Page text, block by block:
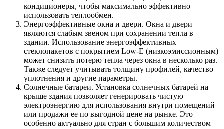
кондиционеры, чтобы максимально эффективно
использовать теплообмен.
Энергоэффективные окна и двери. Окна и двери
являются слабым звеном при сохранении тепла в
здании. Использование энергоэффективных
стеклопакетов с покрытием Low-E (низкоэмиссионным)
может снизить потерю тепла через окна в несколько раз.
Также следует учитывать толщину профилей, качество
уплотнения и другие параметры.
Солнечные батареи. Установка солнечных батарей на
крыше здания позволяет генерировать чистую
электроэнергию для использования внутри помещений
или продажи ее по выгодной цене на рынке. Это
особенно актуально для стран с большим количеством